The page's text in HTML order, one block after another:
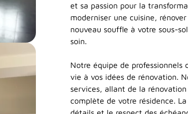
et sa passion pour la
moderniser une cuisine,
nouveau souffle à votre sous-
soin.
Notre équipe de professionnels
vie à vos idées de rénovation.
services, allant de la
complète de votre résidence.